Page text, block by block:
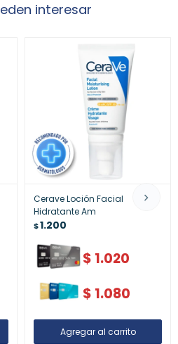
interesar
Cerave Loción Facial
Hidratante Am
$1.200
$ 1.020
$ 1.080